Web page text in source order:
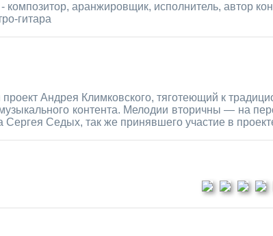
композитор, аранжировщик, исполнитель, автор
гитара
Андрея Климковского, тяготеющий к
контента. Мелодии вторичны — на
Сергея Седых, так же принявшего участие в